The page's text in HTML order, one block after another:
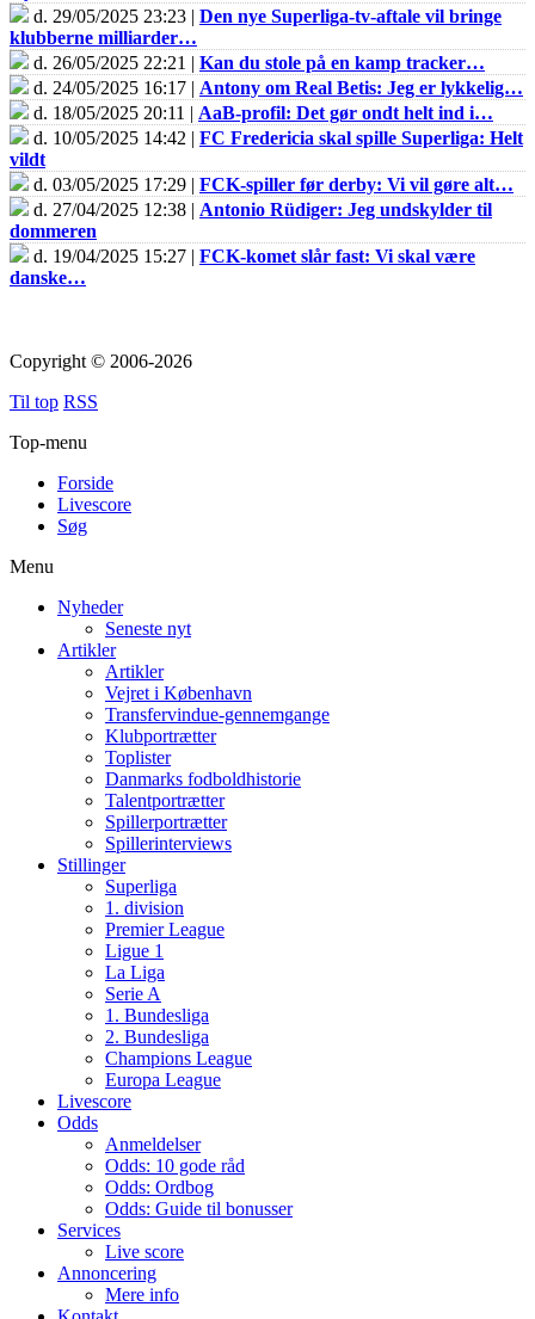
d. 29/05/2025 23:23 | Den nye Superliga-tv-aftale vil bringe
klubberne milliarder…
d. 26/05/2025 22:21 | Kan du stole på en kamp tracker…
d. 24/05/2025 16:17 | Antony om Real Betis: Jeg er lykkelig…
d. 18/05/2025 20:11 | AaB-profil: Det gør ondt helt ind i…
d. 10/05/2025 14:42 | FC Fredericia skal spille Superliga: Helt
vildt
d. 03/05/2025 17:29 | FCK-spiller før derby: Vi vil gøre alt…
d. 27/04/2025 12:38 | Antonio Rüdiger: Jeg undskylder til
dommeren
d. 19/04/2025 15:27 | FCK-komet slår fast: Vi skal være
danske…
Copyright © 2006-2026
Til top RSS
Top-menu
Forside
Livescore
Søg
Menu
Nyheder
Seneste nyt
Artikler
Artikler
Vejret i København
Transfervindue-gennemgange
Klubportrætter
Toplister
Danmarks fodboldhistorie
Talentportrætter
Spillerportrætter
Spillerinterviews
Stillinger
Superliga
1. division
Premier League
Ligue 1
La Liga
Serie A
1. Bundesliga
2. Bundesliga
Champions League
Europa League
Livescore
Odds
Anmeldelser
Odds: 10 gode råd
Odds: Ordbog
Odds: Guide til bonusser
Services
Live score
Annoncering
Mere info